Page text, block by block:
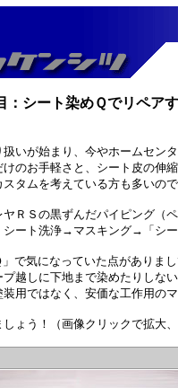
：シート染めＱでリペア
いが始まり、今やホームセン
けのお手軽さと、シート皮の伸
スタムを考えている方も多いの
ＲＳの黒ずんだパイピング（
シート洗浄→マスキング→「シ
」で気になっていた点がありま
プ越しに下地まで染めたりしな
装用ではなく、安価な工作用の
ょう！（画像クリックで拡大